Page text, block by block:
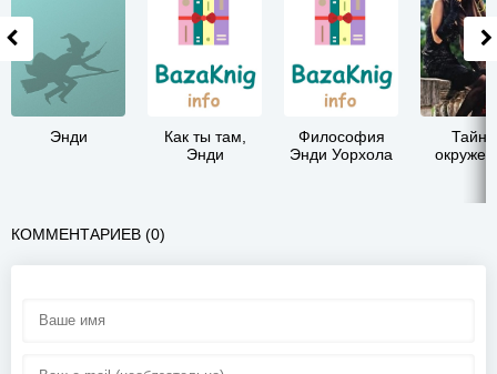
Энди
Как ты там,
Энди
Философия
Энди Уорхола
КОММЕНТАРИЕВ (0)